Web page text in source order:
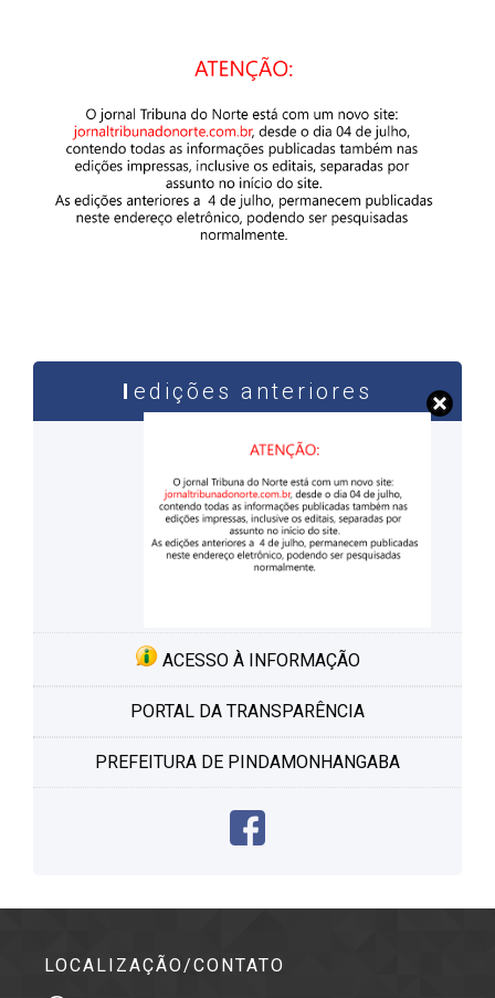
edições anteriores
ACESSO À INFORMAÇÃO
PORTAL DA TRANSPARÊNCIA
PREFEITURA DE PINDAMONHANGABA
LOCALIZAÇÃO/CONTATO